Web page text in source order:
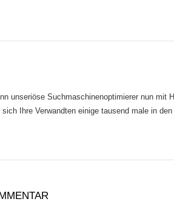
unseriöse Suchmaschinenoptimierer nun mit
Ihre Verwandten einige tausend male in